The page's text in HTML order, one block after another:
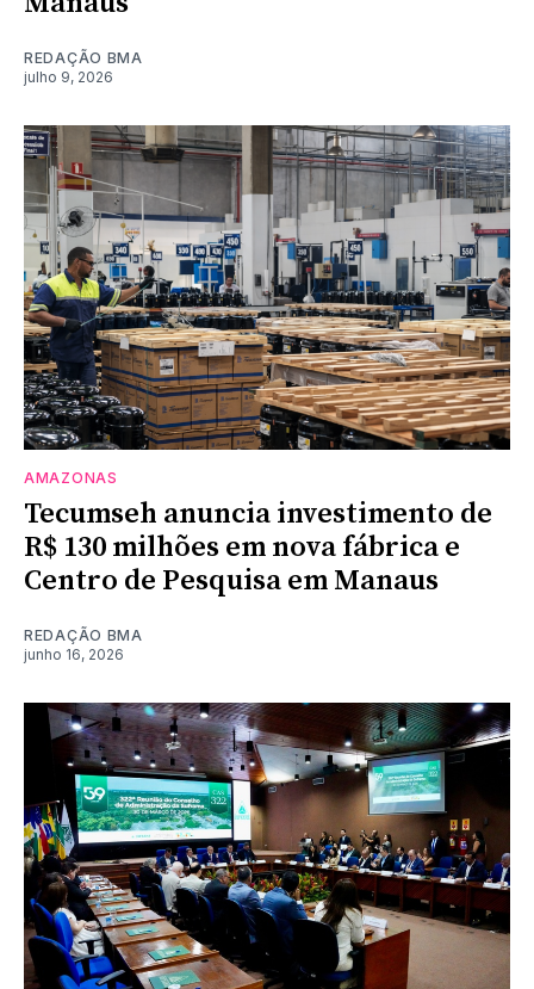
REDAÇÃO BMA
julho 9, 2026
AMAZONAS
Tecumseh anuncia investimento de
R$ 130 milhões em nova fábrica e
Centro de Pesquisa em Manaus
REDAÇÃO BMA
junho 16, 2026